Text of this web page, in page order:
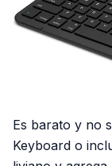
Es barato y no
Keyboard o